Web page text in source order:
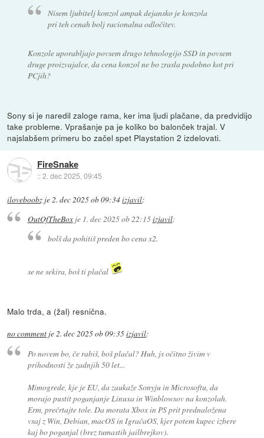
Nisem ljubitelj konzol ampak dejansko je konzola
pri teh cenah bolj racionalna odločitev.
Konzole uporabljajo povsem drugo tehnologijo SSD in povsem
druge proizvajalce, da cena konzol ne bo zrasla podobno kot pri
PCjih?
Sony si je naredil zaloge rama, ker ima ljudi plačane, da predvidijo
take probleme. Vprašanje pa je koliko bo balonček trajal. V
najslabšem primeru bo začel spet Playstation 2 izdelovati.
FireSnake
::2. dec 2025, 09:45
iloveboobz je2. dec 2025 ob 09:34izjavil:
OutOfTheBoxje 1. dec 2025 ob 22:15izjavil:
bolš da pohitiš preden bo cena x2.
se ne sekira, boš ti plačal
Malo trda, a (žal) resnična.
no comment je2. dec 2025 ob 09:35izjavil:
Po novem bo, če rabiš, boš plačal? Huh, js očitno živim v
prihodnosti že zadnjih 50 let...
Mimogrede, kje je EU, da zaukaže Sonyju in Microsoftu, da
morajo pustit poganjanje Linuxa in Winblowsov na konzolah.
Erm, prečrtajte tole. Da morata Xbox in PS prit prednaložena
vsaj z Win, Debian, macOS in IgračaOS, kjer potem kupec izbere
kaj bo poganjal (brez tumastih jailbrejkov).